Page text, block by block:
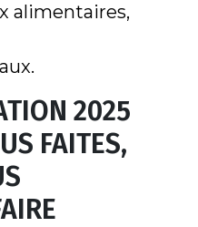
alimentaires,
2025
FAITES,